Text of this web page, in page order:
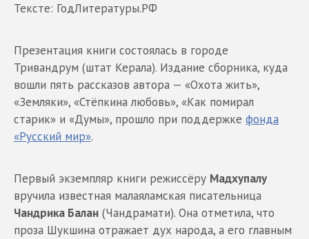
Тексте: ГодЛитературы.РФ
Презентация книги состоялась в городе
Тривандрум (штат Керала). Издание сборника, куда
вошли пять рассказов автора — «Охота жить»,
«Земляки», «Стёпкина любовь», «Как помирал
старик» и «Думы», прошло при поддержке фонда
«Русский мир».
Первый экземпляр книги режиссёру Мадхупалу
вручила известная малаяламская писательница
Чандрика Балан (Чандрамати). Она отметила, что
проза Шукшина отражает дух народа, а его главным